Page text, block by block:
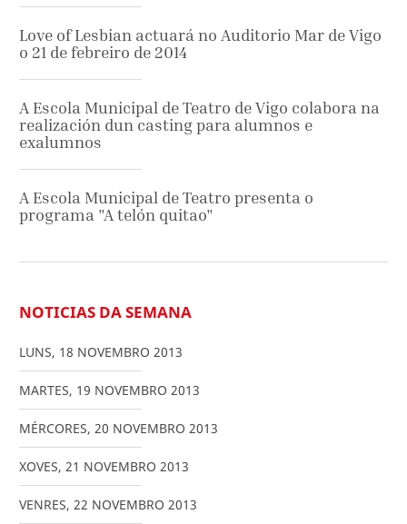
Love of Lesbian actuará no Auditorio Mar de Vigo
o 21 de febreiro de 2014
A Escola Municipal de Teatro de Vigo colabora na
realización dun casting para alumnos e
exalumnos
A Escola Municipal de Teatro presenta o
programa "A telón quitao"
NOTICIAS DA SEMANA
LUNS, 18 NOVEMBRO 2013
MARTES, 19 NOVEMBRO 2013
MÉRCORES, 20 NOVEMBRO 2013
XOVES, 21 NOVEMBRO 2013
VENRES, 22 NOVEMBRO 2013